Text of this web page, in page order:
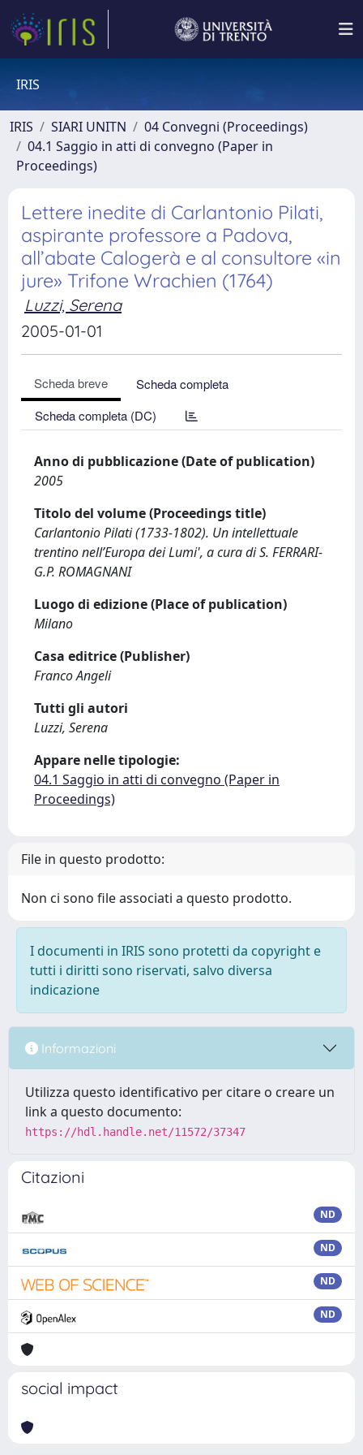
IRIS
IRIS SIARI UNITN
04 Convegni (Proceedings)
04.1 Saggio in atti di convegno (Paper in
Proceedings)
Lettere inedite di Carlantonio Pilati,
aspirante professore a Padova,
all’abate Calogerà e al consultore «in
jure» Trifone Wrachien (1764)
Luzzi, Serena
2005-01-01
Scheda breve
Scheda completa
Scheda completa (DC)
Anno di pubblicazione (Date of publication)
2005
Titolo del volume (Proceedings title)
Carlantonio Pilati (1733-1802). Un intellettuale
trentino nell’Europa dei Lumi', a cura di S. FERRARI-
G.P. ROMAGNANI
Luogo di edizione (Place of publication)
Milano
Casa editrice (Publisher)
Franco Angeli
Tutti gli autori
Luzzi, Serena
Appare nelle tipologie:
04.1 Saggio in atti di convegno (Paper in
Proceedings)
File in questo prodotto:
Non ci sono file associati a questo prodotto.
I documenti in IRIS sono protetti da copyright e
tutti i diritti sono riservati, salvo diversa
indicazione
Informazioni
Utilizza questo identificativo per citare o creare un
link a questo documento:
https://hdl.handle.net/11572/37347
Citazioni
ND
ND
ND
ND
social impact